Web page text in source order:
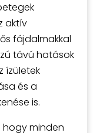
aktív
fájdalmakkal
távú hatások
ízületek
és a
is.
hogy minden